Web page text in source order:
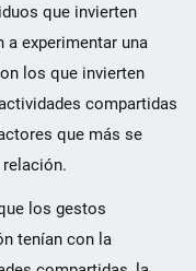
que invierten
a experimentar una
los que invierten
compartidas
que más se
los gestos
tenían con la